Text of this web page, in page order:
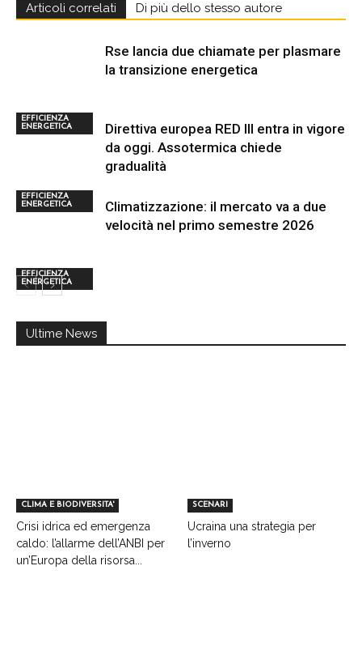
Articoli correlati Di più dello stesso autore
EFFICIENZA
ENERGETICA
Rse lancia due chiamate per plasmare
la transizione energetica
EFFICIENZA
ENERGETICA
Direttiva europea RED III entra in vigore
da oggi. Assotermica chiede
gradualità
EFFICIENZA
ENERGETICA
Climatizzazione: il mercato va a due
velocità nel primo semestre 2026
Ultime News
CLIMA E BIODIVERSITA'
Crisi idrica ed emergenza
caldo: l’allarme dell’ANBI per
un’Europa della risorsa...
SCENARI
Ucraina una strategia per
l’inverno